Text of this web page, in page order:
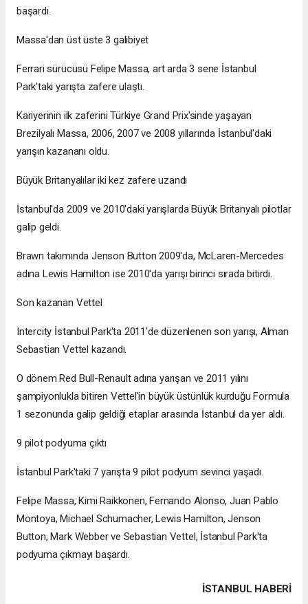
başardı.
Massa'dan üst üste 3 galibiyet
Ferrari sürücüsü Felipe Massa, art arda 3 sene İstanbul
Park'taki yarışta zafere ulaştı.
Kariyerinin ilk zaferini Türkiye Grand Prix'sinde yaşayan
Brezilyalı Massa, 2006, 2007 ve 2008 yıllarında İstanbul'daki
yarışın kazananı oldu.
Büyük Britanyalılar iki kez zafere uzandı
İstanbul'da 2009 ve 2010'daki yarışlarda Büyük Britanyalı pilotlar
galip geldi.
Brawn takımında Jenson Button 2009'da, McLaren-Mercedes
adına Lewis Hamilton ise 2010'da yarışı birinci sırada bitirdi.
Son kazanan Vettel
Intercity İstanbul Park'ta 2011'de düzenlenen son yarışı, Alman
Sebastian Vettel kazandı.
O dönem Red Bull-Renault adına yarışan ve 2011 yılını
şampiyonlukla bitiren Vettel'in büyük üstünlük kurduğu Formula
1 sezonunda galip geldiği etaplar arasında İstanbul da yer aldı.
9 pilot podyuma çıktı
İstanbul Park'taki 7 yarışta 9 pilot podyum sevinci yaşadı.
Felipe Massa, Kimi Raikkonen, Fernando Alonso, Juan Pablo
Montoya, Michael Schumacher, Lewis Hamilton, Jenson
Button, Mark Webber ve Sebastian Vettel, İstanbul Park'ta
podyuma çıkmayı başardı.
İSTANBUL HABERİ